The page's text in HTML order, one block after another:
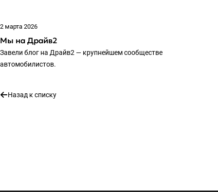
2 марта 2026
Мы на Драйв2
Завели блог на Драйв2 — крупнейшем сообществе
автомобилистов.
Назад к списку